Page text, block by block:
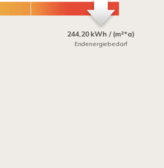
244,20 kWh / (m²*a)
Endenergiebedarf